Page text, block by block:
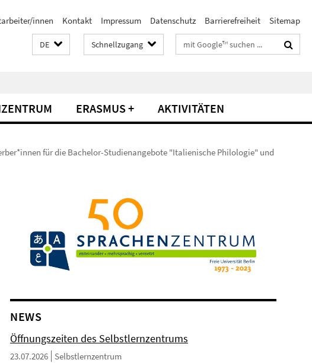
innen Kontakt Impressum Datenschutz Barrierefreiheit Sitemap
DE Schnellzugang Suchbegriffe
ERASMUS + AKTIVITÄTEN
für die Bachelor-Studienangebote "Italienische Philologie" und
NEWS
Öffnungszeiten des Selbstlernzentrums
23.07.2026 Selbstlernzentrum